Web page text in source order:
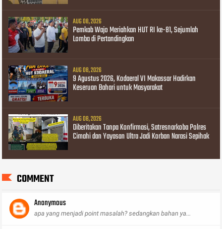
AUG 08, 2026
Pemkab Wajo Meriahkan HUT RI ke-81, Sejumlah
Lomba di Pertandingkan
AUG 08, 2026
9 Agustus 2026, Kodaeral VI Makassar Hadirkan
Keseruan Bahari untuk Masyarakat
AUG 08, 2026
Diberitakan Tanpa Konfirmasi, Satresnarkoba Polres
Cimahi dan Yayasan Ultra Jadi Korban Narasi Sepihak
COMMENT
Anonymous
apa yang menjadi point masalah? sedangkan bahan ya...